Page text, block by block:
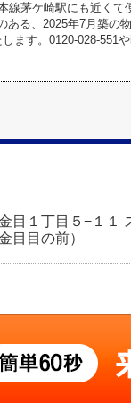
茅ケ崎駅にも近くて
る、2025年7月築の
ます。0120-028-551
目１丁目５−１１
目目の前）